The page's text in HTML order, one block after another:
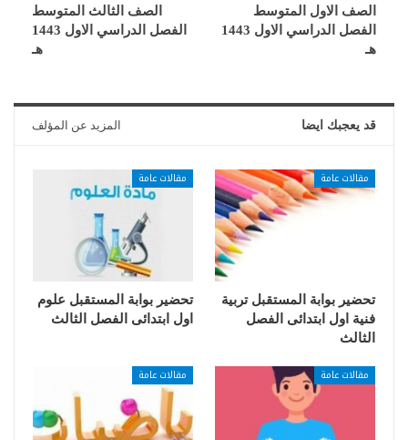
الصف الاول المتوسط
الفصل الدراسي الاول 1443
هـ
الصف الثالث المتوسط
الفصل الدراسي الاول 1443
هـ
قد يعجبك ايضا المزيد عن المؤلف
مقالات عامة
تحضير بوابة المستقبل تربية
فنية اول ابتدائى الفصل
الثالث
مقالات عامة
تحضير بوابة المستقبل علوم
اول ابتدائى الفصل الثالث
مقالات عامة مقالات عامة